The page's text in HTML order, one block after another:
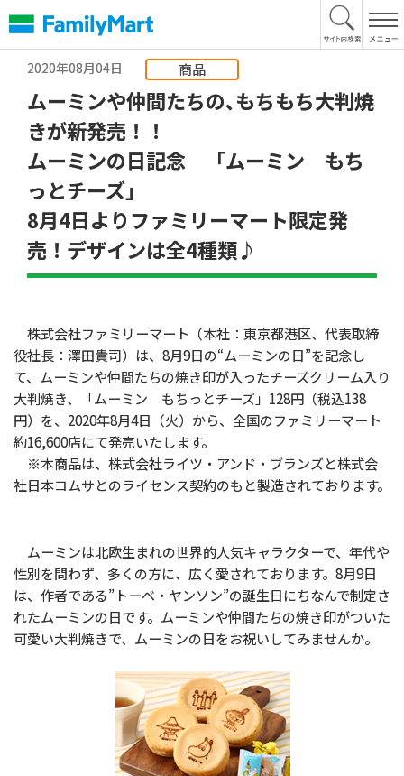
文
へ
2020年08月04日
商品
ムーミンや仲間たちの､もちもち大判焼
きが新発売！！
ムーミンの日記念 「ムーミン もち
っとチーズ」
8月4日よりファミリーマート限定発
売！デザインは全4種類♪
株式会社ファミリーマート（本社：東京都港区、代表取締
役社長：澤田貴司）は、8月9日の“ムーミンの日”を記念し
て、ムーミンや仲間たちの焼き印が入ったチーズクリーム入り
大判焼き、「ムーミン もちっとチーズ」128円（税込138
円）を、2020年8月4日（火）から、全国のファミリーマート
約16,600店にて発売いたします。
※本商品は、株式会社ライツ・アンド・ブランズと株式会
社日本コムサとのライセンス契約のもと製造されております。
ムーミンは北欧生まれの世界的人気キャラクターで、年代や
性別を問わず、多くの方に、広く愛されております。8月9日
は、作者である”トーベ・ヤンソン”の誕生日にちなんで制定さ
れたムーミンの日です。ムーミンや仲間たちの焼き印がついた
可愛い大判焼きで、ムーミンの日をお祝いしてみませんか。